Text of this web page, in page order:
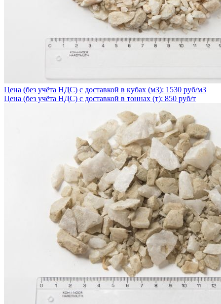
Цена (без учёта НДС) с доставкой в кубах (м3): 1530 руб/м3
Цена (без учёта НДС) с доставкой в тоннах (т): 850 руб/т